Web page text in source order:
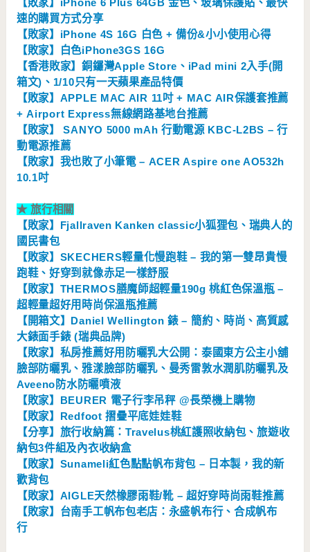
速的購買方式分享
【敗家】iPhone 4S 16G 白色 + 備份&小小使用心得
【敗家】白色iPhone3GS 16G
【香港敗家】銅鑼灣Apple Store、iPad mini 2入手(開
箱文)、1/10只有一天蘋果產品特價
【敗家】APPLE MAC AIR 11吋 + MAC AIR保護套推薦
+ Airport Express無線網路基地台推薦
【敗家】 SANYO 5000 mAh 行動電源 KBC-L2BS – 行
動電源推薦
【敗家】我也敗了小筆電 – ACER Aspire one AO532h
10.1吋
★旅行相關
【敗家】Fjallraven Kanken classic小狐狸包、瑞典人的
國民書包
【敗家】SKECHERS輕量化慢跑鞋 – 我的第一雙昂貴慢
跑鞋、好穿到就像赤足一樣舒服
【敗家】THERMOS膳魔師超輕量190g 桃紅色保溫瓶 –
超輕量超好用時尚保溫瓶推薦
【開箱文】Daniel Wellington 錶 – 簡約、時尚、高質感
大錶面手錶 (瑞典品牌)
【敗家】私房推薦好用防曬乳大公開：泰國東方公主小舖
臉部防曬乳、雅漾臉部防曬乳、曼秀雷敦水潤肌防曬乳及
Aveeno防水防曬噴液
【敗家】BEURER 電子行李吊秤 @長榮機上購物
【敗家】Redfoot 摺疊平底娃娃鞋
【分享】旅行收納篇：Travelus桃紅護照收納包、旅遊收
納包3件組及內衣收納盒
【敗家】Sunameli紅色點點帆布背包 – 日本製，我的新
歡背包
【敗家】AIGLE天然橡膠雨鞋/靴 – 超好穿時尚雨鞋推薦
【敗家】台南手工帆布包老店：永盛帆布行、合成帆布
行